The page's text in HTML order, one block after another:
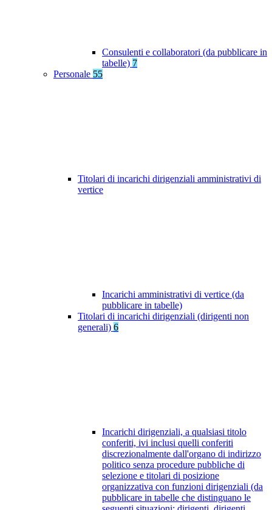
Consulenti e collaboratori (da pubblicare in
tabelle) 7
Personale 55
Titolari di incarichi dirigenziali amministrativi di
vertice
Incarichi amministrativi di vertice (da
pubblicare in tabelle)
Titolari di incarichi dirigenziali (dirigenti non
generali) 6
Incarichi dirigenziali, a qualsiasi titolo
conferiti, ivi inclusi quelli conferiti
discrezionalmente dall'organo di indirizzo
politico senza procedure pubbliche di
selezione e titolari di posizione
organizzativa con funzioni dirigenziali (da
pubblicare in tabelle che distinguano le